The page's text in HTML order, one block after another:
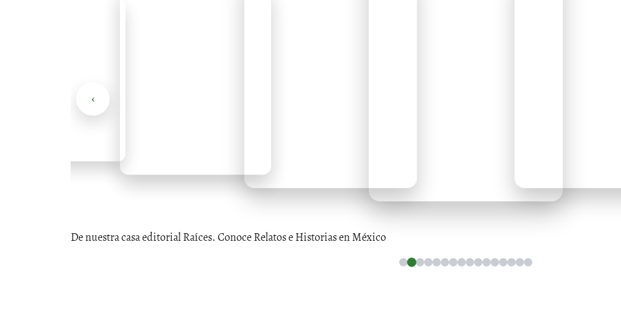
De nuestra casa editorial Raíces. Conoce Relatos e Historias en México
‹